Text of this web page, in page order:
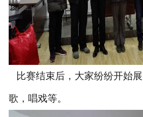
比赛结束后，大家纷纷开始
歌，唱戏等。